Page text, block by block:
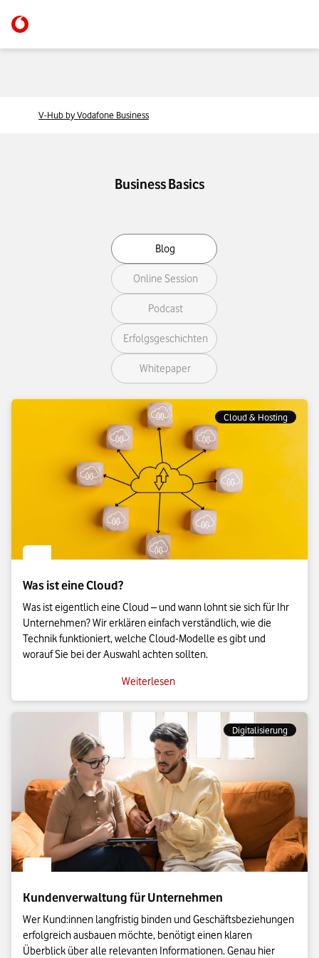
V-Hub by Vodafone Business
Business Basics
Filter
your
MediaType
Blog
Online Session
Podcast
Erfolgsgeschichten
Whitepaper
Cloud & Hosting
Was ist eine Cloud?
Was ist eigentlich eine Cloud – und wann lohnt sie sich für Ihr
Unternehmen? Wir erklären einfach verständlich, wie die
Technik funktioniert, welche Cloud-Modelle es gibt und
worauf Sie bei der Auswahl achten sollten.
Weiterlesen
Digitalisierung
Kundenverwaltung für Unternehmen
Wer Kund:innen langfristig binden und Geschäftsbeziehungen
erfolgreich ausbauen möchte, benötigt einen klaren
Überblick über alle relevanten Informationen. Genau hier